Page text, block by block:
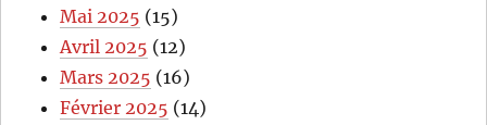
Mai 2025 (15)
Avril 2025 (12)
Mars 2025 (16)
Février 2025 (14)